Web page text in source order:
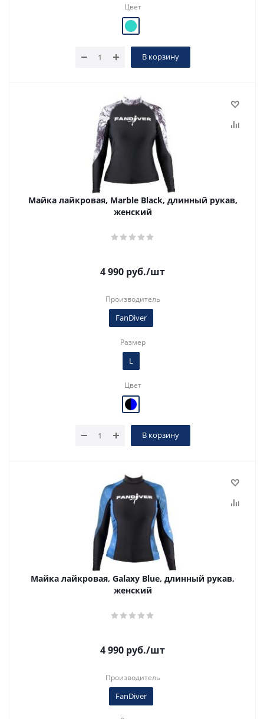
Цвет
В корзину
Майка лайкровая, Marble Black, длинный рукав,
женский
4 990 руб./шт
Производитель
FanDiver
Размер
L
Цвет
В корзину
Майка лайкровая, Galaxy Blue, длинный рукав,
женский
4 990 руб./шт
Производитель
FanDiver